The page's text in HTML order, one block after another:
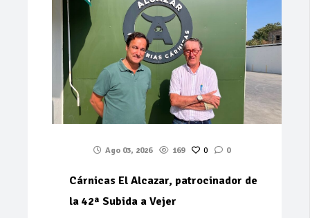
Ago 03, 2026 169 0 0
Cárnicas El Alcazar, patrocinador de
la 42ª Subida a Vejer